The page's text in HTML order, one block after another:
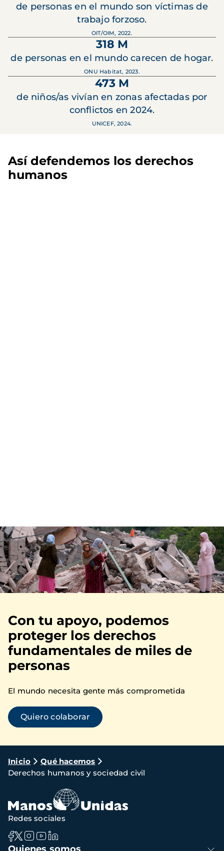
de personas en el mundo son víctimas de
trabajo forzoso.
OIT/OIM, 2022.
318 M
de personas en el mundo carecen de hogar.
ONU Habitat, 2023.
473 M
de niños/as vivían en zonas afectadas por
conflictos en 2024.
UNICEF, 2024.
Así defendemos los derechos
humanos
Imagen
Con tu apoyo, podemos
proteger los derechos
fundamentales de miles de
personas
El mundo necesita gente más comprometida
Quiero colaborar
Ruta
de
navegación
Inicio
Qué hacemos
Derechos humanos y sociedad civil
Navegación
Redes sociales